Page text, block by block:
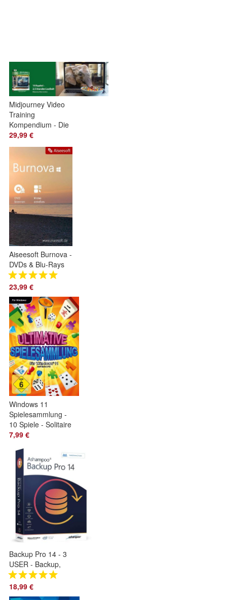
Midjourney Video
Training
Kompendium - Die
besten Tipps - PC
Download Version
29,99 €
Aiseesoft Burnova -
DVDs & Blu-Rays
brennen -
Brennprogramm -
Download - ESD
23,99 €
Windows 11
Spielesammlung -
10 Spiele - Solitaire
-Puzzle - PC
7,99 €
Backup Pro 14 - 3
USER - Backup,
rescue, restore for
Windows -
Download Version
18,99 €